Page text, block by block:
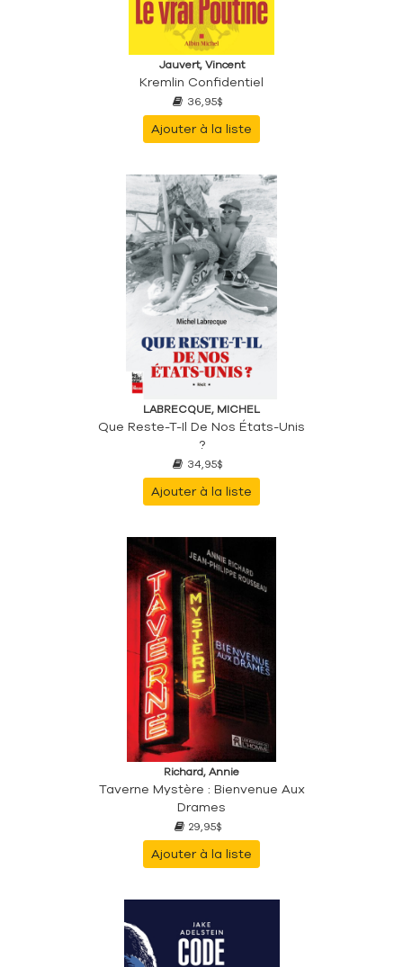
Jauvert, Vincent
Kremlin Confidentiel
36,95$
Ajouter à la liste
LABRECQUE, MICHEL
Que Reste-T-Il De Nos États-Unis
?
34,95$
Ajouter à la liste
Richard, Annie
Taverne Mystère : Bienvenue Aux
Drames
29,95$
Ajouter à la liste